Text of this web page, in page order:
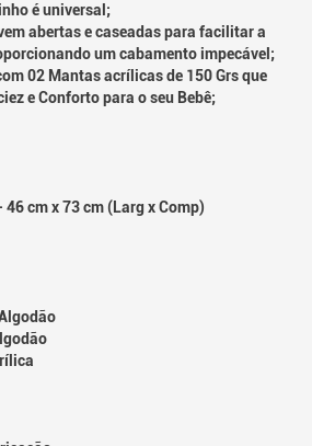
é universal;
abertas e caseadas para facilitar a
um cabamento impecável;
02 Mantas acrílicas de 150 Grs que
e Conforto para o seu Bebê;
cm x 73 cm (Larg x Comp)